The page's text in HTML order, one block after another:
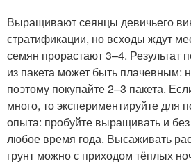
Выращивают сеянцы девичьего
стратификации, но всходы ждут
семян прорастают 3–4. Результат
из пакета может быть плачевным:
поэтому покупайте 2–3 пакета.
много, то экспериментируйте для
опыта: пробуйте выращивать и
любое время года. Высаживать
грунт можно с приходом тёплых